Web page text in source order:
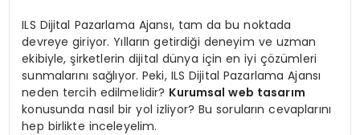
ILS Dijital Pazarlama Ajansı, tam da bu noktada
devreye giriyor. Yılların getirdiği deneyim ve uzman
ekibiyle, şirketlerin dijital dünya için en iyi çözümleri
sunmalarını sağlıyor. Peki, ILS Dijital Pazarlama Ajansı
neden tercih edilmelidir? Kurumsal web tasarım
konusunda nasıl bir yol izliyor? Bu soruların cevaplarını
hep birlikte inceleyelim.